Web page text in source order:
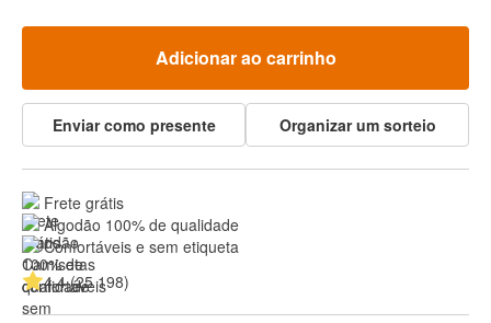
Adicionar ao carrinho
Enviar como presente Organizar um sorteio
Frete grátis
Algodão 100% de qualidade
Confortáveis e sem etiqueta
4.4 (25 198)